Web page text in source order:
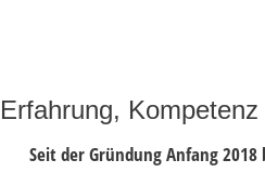
Erfahrung,
Seit der Gründung Anfang